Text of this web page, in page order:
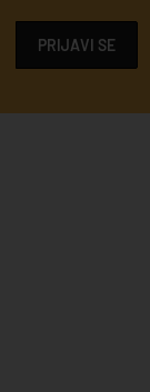
PRIJAVI SE